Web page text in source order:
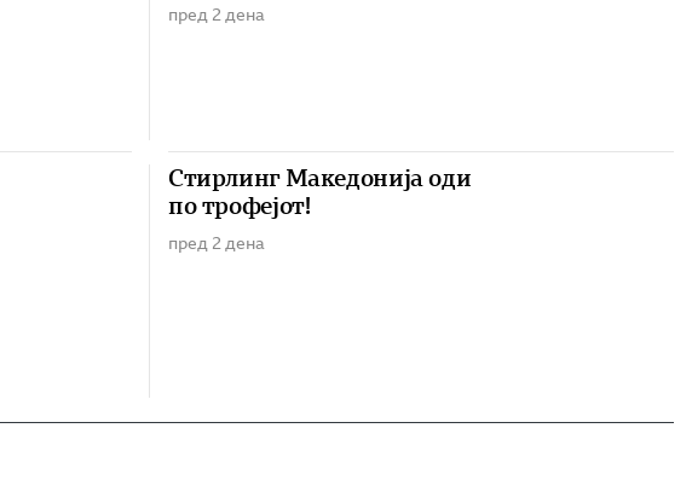
пред 2 дена
Стирлинг Македонија оди
по трофејот!
пред 2 дена